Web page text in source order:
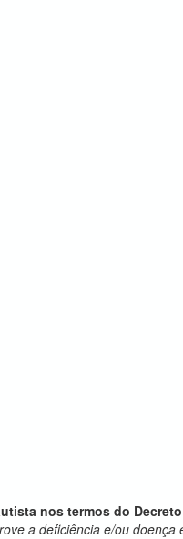
nos termos do Decreto
a deficiência e/ou doença